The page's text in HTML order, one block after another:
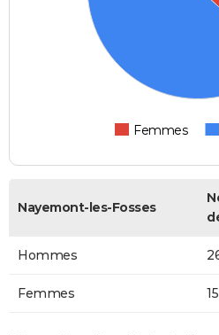
Femmes
Nayemont-les-Fosses
Hommes
Femmes 15